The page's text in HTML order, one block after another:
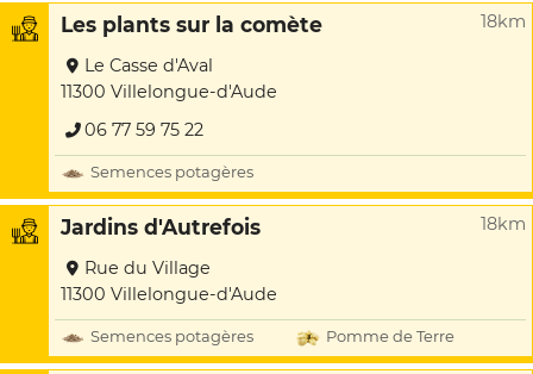
Les plants sur la comète 18km
Le Casse d'Aval
11300 Villelongue-d'Aude
06 77 59 75 22
Semences potagères
Jardins d'Autrefois 18km
Rue du Village
11300 Villelongue-d'Aude
Semences potagères Pomme de Terre